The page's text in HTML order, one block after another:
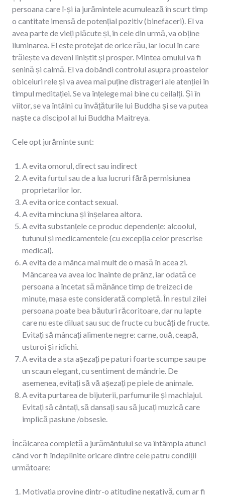
persoana care î-și ia jurămintele acumulează în scurt timp
o cantitate imensă de potențial pozitiv (binefaceri). El va
avea parte de vieți plăcute și, în cele din urmă, va obține
iluminarea. El este protejat de orice rău, iar locul în care
trăiește va deveni liniștit și prosper. Mintea omului va fi
senină și calmă. El va dobândi controlul asupra proastelor
obiceiuri rele și va avea mai puține distrageri ale atenției în
timpul meditației. Se va înțelege mai bine cu ceilalți. Și în
viitor, se va întâlni cu învățăturile lui Buddha și se va putea
naște ca discipol al lui Buddha Maitreya.
Cele opt jurăminte sunt:
A evita omorul, direct sau indirect
A evita furtul sau de a lua lucruri fără permisiunea
proprietarilor lor.
A evita orice contact sexual.
A evita minciuna și înșelarea altora.
A evita substanțele ce produc dependențe: alcoolul,
tutunul și medicamentele (cu excepția celor prescrise
medical).
A evita de a mânca mai mult de o masă în acea zi.
Mâncarea va avea loc înainte de prânz, iar odată ce
persoana a încetat să mănânce timp de treizeci de
minute, masa este considerată completă. În restul zilei
persoana poate bea băuturi răcoritoare, dar nu lapte
care nu este diluat sau suc de fructe cu bucăți de fructe.
Evitați să mâncați alimente negre: carne, ouă, ceapă,
usturoi și ridichi.
A evita de a sta așezați pe paturi foarte scumpe sau pe
un scaun elegant, cu sentiment de mândrie. De
asemenea, evitați să vă așezați pe piele de animale.
A evita purtarea de bijuterii, parfumurile și machiajul.
Evitați să cântați, să dansați sau să jucați muzică care
implică pasiune /obsesie.
Încălcarea completă a jurământului se va întâmpla atunci
când vor fi îndeplinite oricare dintre cele patru condiții
următoare:
Motivația provine dintr-o atitudine negativă, cum ar fi